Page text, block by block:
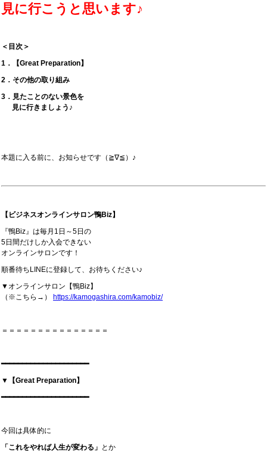
見に行こうと思います♪
＜目次＞
1．【Great Preparation】
2．その他の取り組み
3．見たことのない景色を
見に行きましょう♪
本題に入る前に、お知らせです（≧∇≦）♪
【ビジネスオンラインサロン鴨Biz】
『鴨Biz』は毎月1日～5日の
5日間だけしか入会できない
オンラインサロンです！
順番待ちLINEに登録して、お待ちください♪
▼オンラインサロン【鴨Biz】
（※こちら→） https://kamogashira.com/kamobiz/
＝＝＝＝＝＝＝＝＝＝＝＝＝＝＝
━━━━━━━━━━━━━━━━━━━━━
▼【Great Preparation】
━━━━━━━━━━━━━━━━━━━━━
今回は具体的に
「これをやれば人生が変わる」 とか